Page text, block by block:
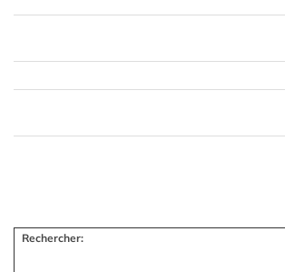
Rechercher: